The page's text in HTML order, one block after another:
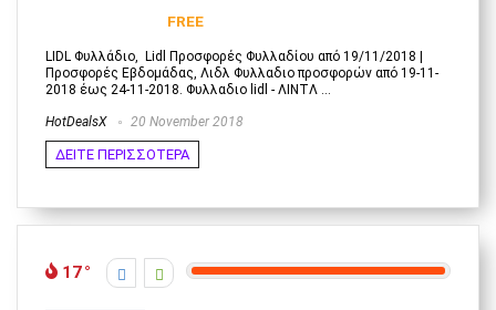
FREE
LIDL Φυλλάδιο, Lidl Προσφορές Φυλλαδίου από 19/11/2018 |
Προσφορές Εβδομάδας, Λιδλ Φυλλαδιο προσφορών από 19-11-
2018 έως 24-11-2018. Φυλλαδιο lidl - ΛΙΝΤΛ ...
HotDealsX 20 November 2018
ΔΕΙΤΕ ΠΕΡΙΣΣΟΤΕΡΑ
17